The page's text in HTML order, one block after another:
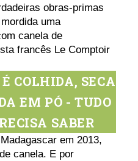
obras-primas
uma
canela de
francês Le Comptoir
COLHIDA, SECA
EM PÓ - TUDO
SABER
em 2013,
canela. E por